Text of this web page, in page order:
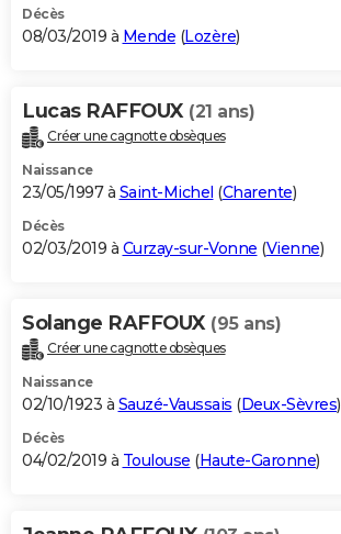
Décès
08/03/2019 à Mende (Lozère)
Lucas RAFFOUX (21 ans)
Créer une cagnotte obsèques
Naissance
23/05/1997 à Saint-Michel (Charente)
Décès
02/03/2019 à Curzay-sur-Vonne (Vienne)
Solange RAFFOUX (95 ans)
Créer une cagnotte obsèques
Naissance
02/10/1923 à Sauzé-Vaussais (Deux-Sèvres)
Décès
04/02/2019 à Toulouse (Haute-Garonne)